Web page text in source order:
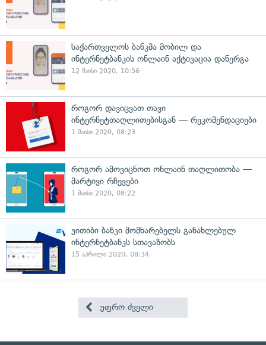
საქართველოს ბანკმა მობილ და
ინტერნეტბანკის ონლაინ აქტივაცია დანერგა
12 მაისი 2020, 10:56
როგორ დავიცვათ თავი
ინტერნეტთაღლითებისგან — რეკომენდაციები
1 მაისი 2020, 08:23
როგორ ამოვიცნოთ ონლაინ თაღლითობა —
მარტივი რჩევები
1 მაისი 2020, 08:22
ვითიბი ბანკი მომხარებელს განახლებულ
ინტერნეტბანკს სთავაზობს
15 აპრილი 2020, 08:34
უფრო ძველი